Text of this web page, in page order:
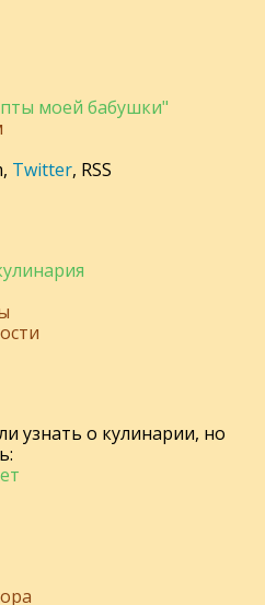
моей бабушки"
, Twitter, RSS
узнать о кулинарии, но